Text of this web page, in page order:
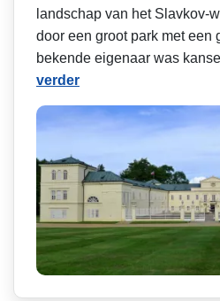
landschap van het Slavkov-
door een groot park met een
bekende eigenaar was
verder